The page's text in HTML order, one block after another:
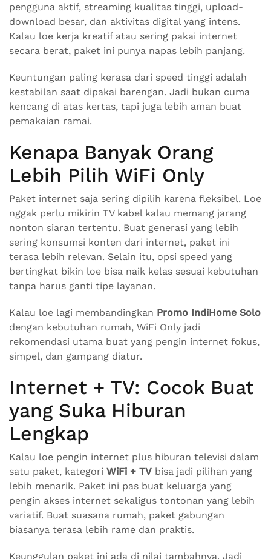
pengguna aktif, streaming kualitas tinggi, upload-
download besar, dan aktivitas digital yang intens.
Kalau loe kerja kreatif atau sering pakai internet
secara berat, paket ini punya napas lebih panjang.
Keuntungan paling kerasa dari speed tinggi adalah
kestabilan saat dipakai barengan. Jadi bukan cuma
kencang di atas kertas, tapi juga lebih aman buat
pemakaian ramai.
Kenapa Banyak Orang
Lebih Pilih WiFi Only
Paket internet saja sering dipilih karena fleksibel. Loe
nggak perlu mikirin TV kabel kalau memang jarang
nonton siaran tertentu. Buat generasi yang lebih
sering konsumsi konten dari internet, paket ini
terasa lebih relevan. Selain itu, opsi speed yang
bertingkat bikin loe bisa naik kelas sesuai kebutuhan
tanpa harus ganti tipe layanan.
Kalau loe lagi membandingkan Promo IndiHome Solo
dengan kebutuhan rumah, WiFi Only jadi
rekomendasi utama buat yang pengin internet fokus,
simpel, dan gampang diatur.
Internet + TV: Cocok Buat
yang Suka Hiburan
Lengkap
Kalau loe pengin internet plus hiburan televisi dalam
satu paket, kategori WiFi + TV bisa jadi pilihan yang
lebih menarik. Paket ini pas buat keluarga yang
pengin akses internet sekaligus tontonan yang lebih
variatif. Buat suasana rumah, paket gabungan
biasanya terasa lebih rame dan praktis.
Keunggulan paket ini ada di nilai tambahnya. Jadi